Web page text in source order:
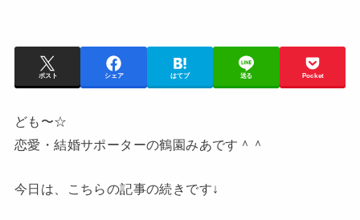
ポスト シェア はてブ 送る Pocket
ども〜☆
恋愛・結婚サポーターの鶴園みあです＾＾
今日は、こちらの記事の続きです↓